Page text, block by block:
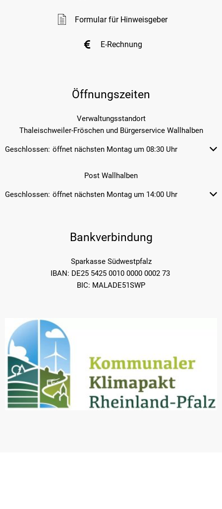
Formular für Hinweisgeber
E-Rechnung
Öffnungszeiten
Verwaltungsstandort
Thaleischweiler-Fröschen und Bürgerservice Wallhalben
Klicken, um weitere Öffnungs-
Geschlossen: öffnet nächsten Montag um 08:30 Uhr
Post Wallhalben
Klicken, um weitere Öffnungs-
Geschlossen: öffnet nächsten Montag um 14:00 Uhr
Bankverbindung
Sparkasse Südwestpfalz
IBAN: DE25 5425 0010 0000 0002 73
BIC: MALADE51SWP